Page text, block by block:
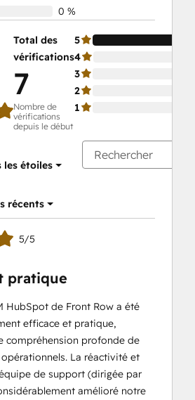
0 %
Total des
vérifications
7
Nombre de
vérifications
depuis le début
5
4
3
2
1
les étoiles
récents
5/5
pratique
HubSpot de Front Row a été
efficace et pratique,
compréhension profonde de
La réactivité et
de support (dirigée par
amélioré notre